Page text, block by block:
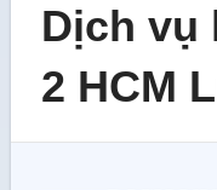
Dịch vụ
2 HCM